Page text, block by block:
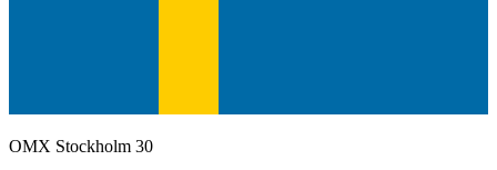
OMX Stockholm 30